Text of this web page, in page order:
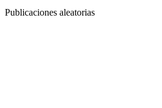
Publicaciones aleatorias